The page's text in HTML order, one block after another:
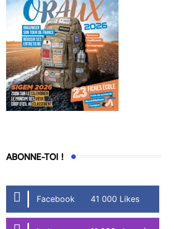
ABONNE-TOI !
Facebook 41 000 Likes